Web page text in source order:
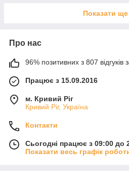
Показати ще
Про нас
96% позитивних з 807 відгуків
Працює з 15.09.2016
м. Кривий Ріг
Кривий Ріг, Україна
Контакти
Сьогодні працює з 09:00 до
Показати весь графік